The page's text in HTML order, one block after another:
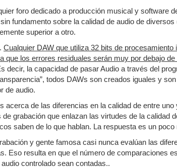
foro dedicado a producción musical y software
fundamento sobre la calidad de audio de diversos
superior a otro.
Cualquier DAW que utiliza 32 bits de
que los errores residuales serán muy por debajo
decir, la capacidad de pasar Audio a través del
todos DAWs son creados iguales y
de audio.
acerca de las diferencias en la calidad de entre
grabación que enlazan las virtudes de la calidad
saben de lo que hablan. La respuesta es un
y gente famosa casi nunca evalúan las
Eso resulta en que el número de comparaciones
controlado sean contadas..